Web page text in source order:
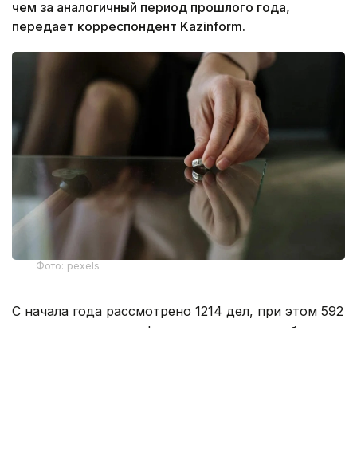
чем за аналогичный период прошлого года,
передает корреспондент Kazinform.
Фото: pexels
С начала года рассмотрено 1214 дел, при этом 592
супружеские пары официально расторгли брак.